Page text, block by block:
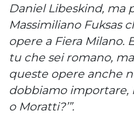
Daniel Libeskind, ma
Massimiliano Fuksas
opere a Fiera Milano.
tu che sei romano,
queste opere anche
dobbiamo importare,
o Moratti?’”.